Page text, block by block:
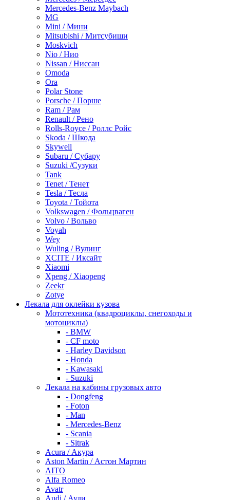
Mercedes-Benz Maybach
MG
Mini / Мини
Mitsubishi / Митсубиши
Moskvich
Nio / Нио
Nissan / Ниссан
Omoda
Ora
Polar Stone
Porsche / Порше
Ram / Рам
Renault / Рено
Rolls-Royce / Роллс Ройс
Skoda / Шкода
Skywell
Subaru / Субару
Suzuki /Сузуки
Tank
Tenet / Тенет
Tesla / Тесла
Toyota / Тойота
Volkswagen / Фольцваген
Volvo / Вольво
Voyah
Wey
Wuling / Вулинг
XCITE / Иксайт
Xiaomi
Xpeng / Xiaopeng
Zeekr
Zotye
Лекала для оклейки кузова
Мототехника (квадроциклы, снегоходы и
мотоциклы)
- BMW
- CF moto
- Harley Davidson
- Honda
- Kawasaki
- Suzuki
Лекала на кабины грузовых авто
- Dongfeng
- Foton
- Man
- Mercedes-Benz
- Scania
- Sitrak
Acura / Акура
Aston Martin / Астон Мартин
AITO
Alfa Romeo
Avatr
Audi / Ауди